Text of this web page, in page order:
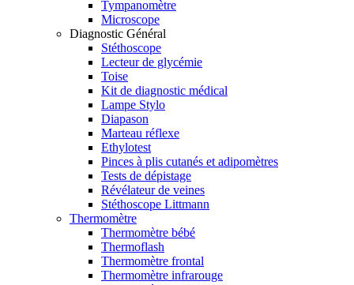
Tympanomètre
Microscope
Diagnostic Général
Stéthoscope
Lecteur de glycémie
Toise
Kit de diagnostic médical
Lampe Stylo
Diapason
Marteau réflexe
Ethylotest
Pinces à plis cutanés et adipomètres
Tests de dépistage
Révélateur de veines
Stéthoscope Littmann
Thermomètre
Thermomètre bébé
Thermoflash
Thermomètre frontal
Thermomètre infrarouge